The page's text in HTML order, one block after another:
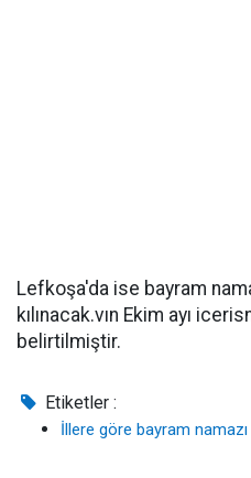
Lefkoşa'da ise bayram
kılınacak.vın Ekim ayı
belirtilmiştir.
Etiketler :
İllere göre bayram